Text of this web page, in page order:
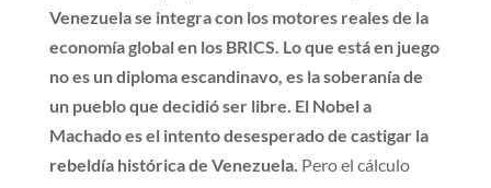
Venezuela se integra con los motores reales de la
economía global en los BRICS. Lo que está en juego
no es un diploma escandinavo, es la soberanía de
un pueblo que decidió ser libre. El Nobel a
Machado es el intento desesperado de castigar la
rebeldía histórica de Venezuela. Pero el cálculo